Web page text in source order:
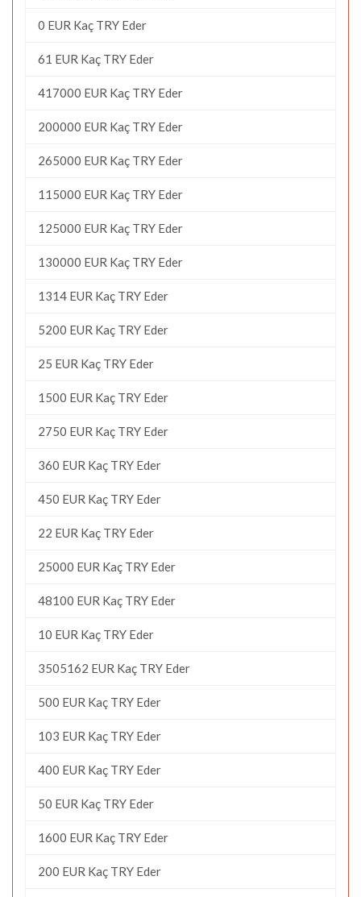
0 EUR Kaç TRY Eder
61 EUR Kaç TRY Eder
417000 EUR Kaç TRY Eder
200000 EUR Kaç TRY Eder
265000 EUR Kaç TRY Eder
115000 EUR Kaç TRY Eder
125000 EUR Kaç TRY Eder
130000 EUR Kaç TRY Eder
1314 EUR Kaç TRY Eder
5200 EUR Kaç TRY Eder
25 EUR Kaç TRY Eder
1500 EUR Kaç TRY Eder
2750 EUR Kaç TRY Eder
360 EUR Kaç TRY Eder
450 EUR Kaç TRY Eder
22 EUR Kaç TRY Eder
25000 EUR Kaç TRY Eder
48100 EUR Kaç TRY Eder
10 EUR Kaç TRY Eder
3505162 EUR Kaç TRY Eder
500 EUR Kaç TRY Eder
103 EUR Kaç TRY Eder
400 EUR Kaç TRY Eder
50 EUR Kaç TRY Eder
1600 EUR Kaç TRY Eder
200 EUR Kaç TRY Eder